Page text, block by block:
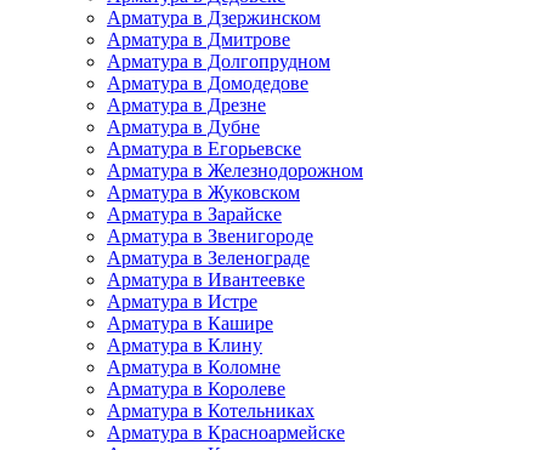
Арматура в Дзержинском
Арматура в Дмитрове
Арматура в Долгопрудном
Арматура в Домодедове
Арматура в Дрезне
Арматура в Дубне
Арматура в Егорьевске
Арматура в Железнодорожном
Арматура в Жуковском
Арматура в Зарайске
Арматура в Звенигороде
Арматура в Зеленограде
Арматура в Ивантеевке
Арматура в Истре
Арматура в Кашире
Арматура в Клину
Арматура в Коломне
Арматура в Королеве
Арматура в Котельниках
Арматура в Красноармейске